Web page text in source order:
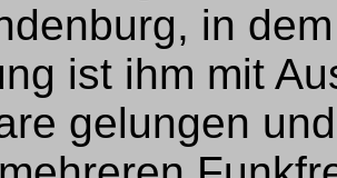
in
ist ihm mit
gelungen